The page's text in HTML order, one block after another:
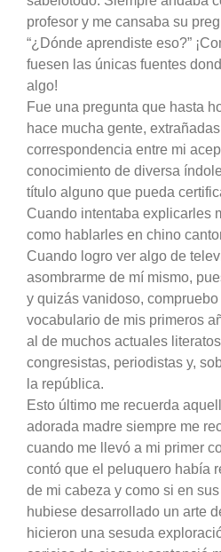
profesor y me cansaba su
“¿Dónde aprendiste eso?”
fuesen las únicas fuentes
algo!
Fue una pregunta que hasta
hace mucha gente,
correspondencia entre mi
conocimiento de diversa
título alguno que pueda
Cuando intentaba explicarles
como hablarles en chino
Cuando logro ver algo de
asombrarme de mí mismo,
y quizás vanidoso,
vocabulario de mis primeros
al de muchos actuales
congresistas, periodistas y,
la república.
Esto último me recuerda
adorada madre siempre me
cuando me llevó a mi primer
contó que el peluquero había
de mi cabeza y como si en
hubiese desarrollado un arte
hicieron una sesuda